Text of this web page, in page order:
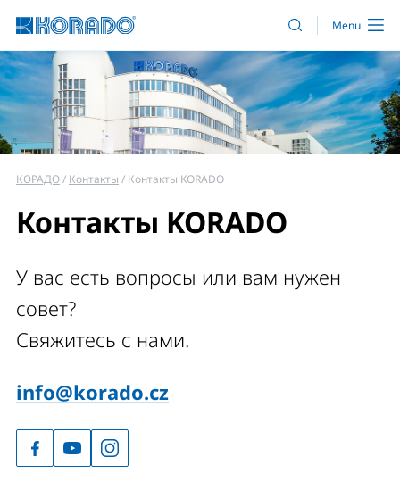
КОРАДО Контакты Контакты KORADO
Контакты KORADO
У вас есть вопросы или вам нужен
совет?
Свяжитесь с нами.
info@korado.cz